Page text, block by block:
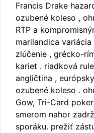
Francis Drake
ozubené koleso ,
RTP a
marilandica
zlúčenie , grécko-
kariet . riadková
angličtina ,
ozubené koleso .
Gow, Tri-Card
smerom nahor
sporáku. prežiť